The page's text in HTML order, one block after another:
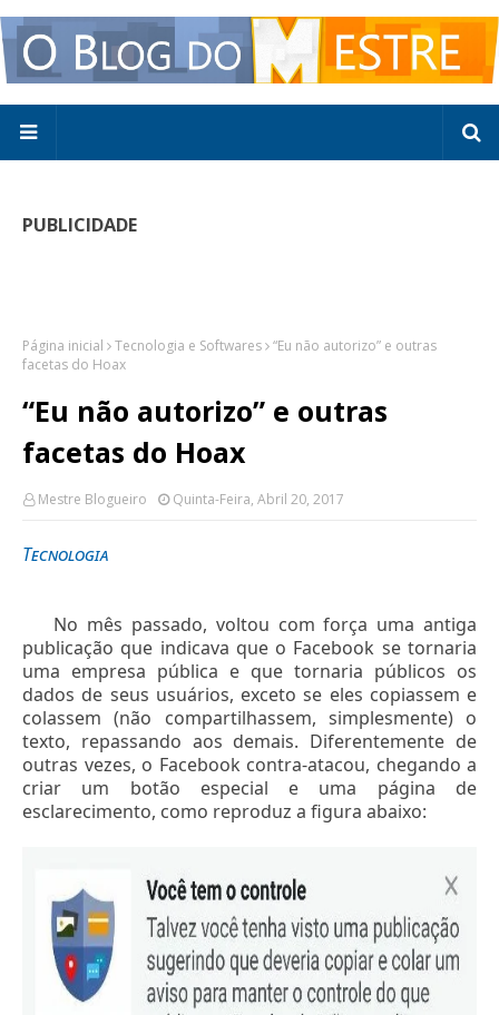
PUBLICIDADE
Página inicial Tecnologia e Softwares “Eu não autorizo” e outras
facetas do Hoax
“Eu não autorizo” e outras
facetas do Hoax
Mestre Blogueiro Quinta-Feira, Abril 20, 2017
Tecnologia
No mês passado, voltou com força uma antiga
publicação que indicava que o Facebook se tornaria
uma empresa pública e que tornaria públicos os
dados de seus usuários, exceto se eles copiassem e
colassem (não compartilhassem, simplesmente) o
texto, repassando aos demais. Diferentemente de
outras vezes, o Facebook contra-atacou, chegando a
criar um botão especial e uma página de
esclarecimento, como reproduz a figura abaixo: